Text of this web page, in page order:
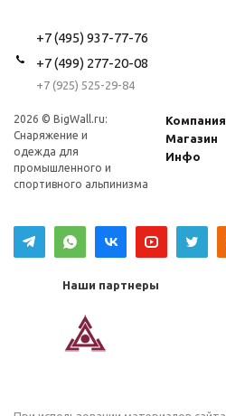
+7 (495) 937-77-76
+7 (499) 277-20-08
+7 (925) 525-29-84
2026 © BigWall.ru:
Снаряжение и
одежда для
промышленного и
спортивного альпинизма
Компания
Магазин
Инфо
Наши партнеры